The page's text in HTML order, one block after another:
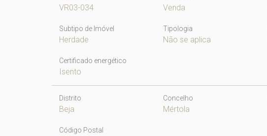
VR03-034 Venda
Subtipo de Imóvel
Herdade
Tipologia
Não se aplica
Certificado energético
Isento
Distrito
Beja
Concelho
Mértola
Código Postal